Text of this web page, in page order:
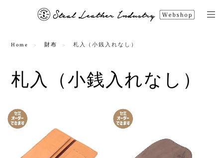
Home 財布 札入（小銭入れなし）
札入（小銭入れなし）